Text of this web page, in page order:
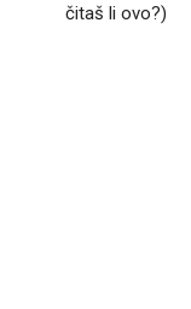
čitaš li ovo?)